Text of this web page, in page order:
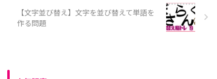
【文字並び替え】文字を並び替えて単語を
作る問題